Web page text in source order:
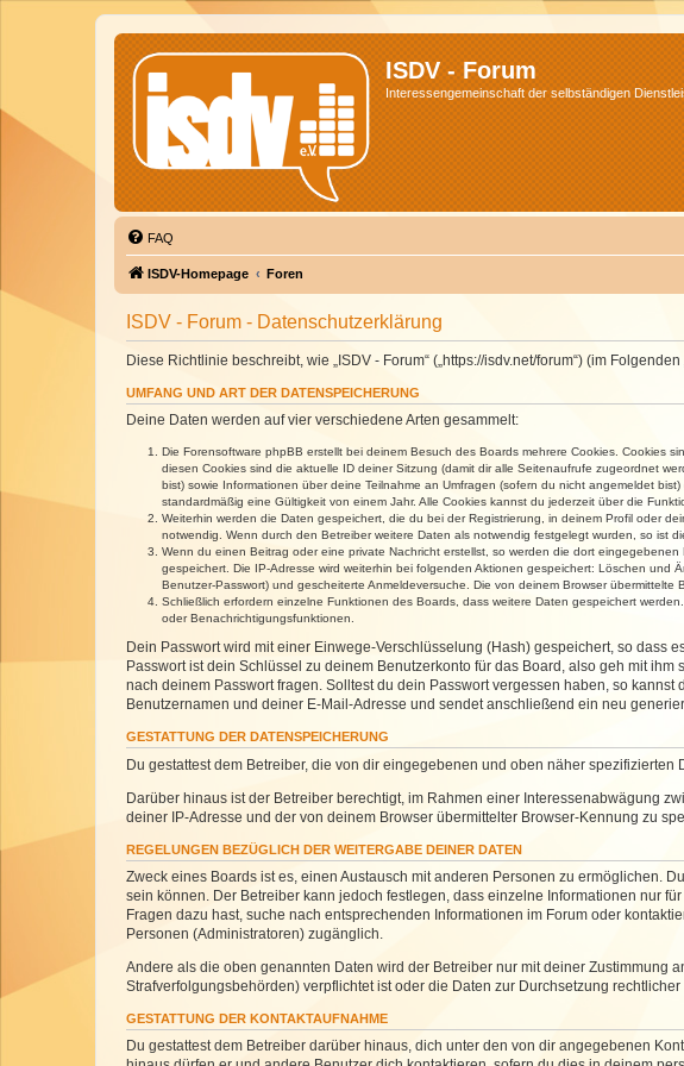
ISDV - Forum
Interessengemeinschaft der selbständigen
FAQ
ISDV-Homepage Foren
ISDV - Forum - Datenschutzerklärung
Diese Richtlinie beschreibt, wie „ISDV - Forum“ („https://isdv.net/forum“) (im
UMFANG UND ART DER DATENSPEICHERUNG
Deine Daten werden auf vier verschiedene Arten gesammelt:
Die Forensoftware phpBB erstellt bei deinem Besuch des Boards mehrere Cookies. Cookies
diesen Cookies sind die aktuelle ID deiner Sitzung (damit dir alle Seitenaufrufe zugeordnet
bist) sowie Informationen über deine Teilnahme an Umfragen (sofern du nicht angemeldet
standardmäßig eine Gültigkeit von einem Jahr. Alle Cookies kannst du jederzeit über die
Weiterhin werden die Daten gespeichert, die du bei der Registrierung, in deinem Profil oder
notwendig. Wenn durch den Betreiber weitere Daten als notwendig festgelegt wurden, so ist
Wenn du einen Beitrag oder eine private Nachricht erstellst, so werden die dort
gespeichert. Die IP-Adresse wird weiterhin bei folgenden Aktionen gespeichert: Löschen
Benutzer-Passwort) und gescheiterte Anmeldeversuche. Die von deinem Browser
Schließlich erfordern einzelne Funktionen des Boards, dass weitere Daten gespeichert
oder Benachrichtigungsfunktionen.
Dein Passwort wird mit einer Einwege-Verschlüsselung (Hash) gespeichert, so dass
Passwort ist dein Schlüssel zu deinem Benutzerkonto für das Board, also geh mit
nach deinem Passwort fragen. Solltest du dein Passwort vergessen haben, so
Benutzernamen und deiner E-Mail-Adresse und sendet anschließend ein neu
GESTATTUNG DER DATENSPEICHERUNG
Du gestattest dem Betreiber, die von dir eingegebenen und oben näher
Darüber hinaus ist der Betreiber berechtigt, im Rahmen einer Interessenabwägung
deiner IP-Adresse und der von deinem Browser übermittelter Browser-Kennung zu
REGELUNGEN BEZÜGLICH DER WEITERGABE DEINER DATEN
Zweck eines Boards ist es, einen Austausch mit anderen Personen zu ermöglichen.
sein können. Der Betreiber kann jedoch festlegen, dass einzelne Informationen nur
Fragen dazu hast, suche nach entsprechenden Informationen im Forum oder
Personen (Administratoren) zugänglich.
Andere als die oben genannten Daten wird der Betreiber nur mit deiner Zustimmung
Strafverfolgungsbehörden) verpflichtet ist oder die Daten zur Durchsetzung rechtlicher
GESTATTUNG DER KONTAKTAUFNAHME
Du gestattest dem Betreiber darüber hinaus, dich unter den von dir angegebenen